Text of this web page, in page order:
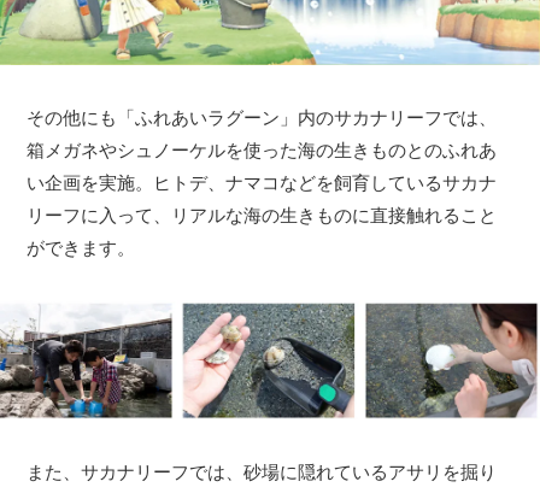
その他にも「ふれあいラグーン」内のサカナリーフでは、
箱メガネやシュノーケルを使った海の生きものとのふれあ
い企画を実施。ヒトデ、ナマコなどを飼育しているサカナ
リーフに入って、リアルな海の生きものに直接触れること
ができます。
また、サカナリーフでは、砂場に隠れているアサリを掘り